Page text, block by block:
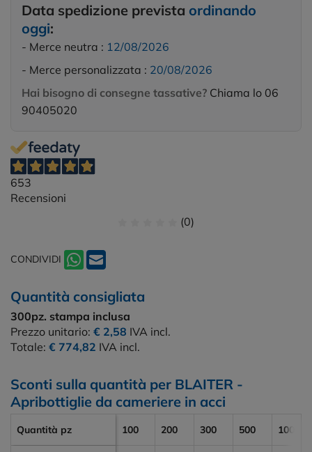
Data spedizione prevista ordinando
oggi:
- Merce neutra : 12/08/2026
- Merce personalizzata : 20/08/2026
Hai bisogno di consegne tassative? Chiama lo 06
90405020
653
Recensioni
(0)
CONDIVIDI
Quantità consigliata
300pz. stampa inclusa
Prezzo unitario: € 2,58 IVA incl.
Totale: € 774,82 IVA incl.
Sconti sulla quantità per BLAITER -
Apribottiglie da cameriere in acci
Quantità pz 100 200 300 500 1000